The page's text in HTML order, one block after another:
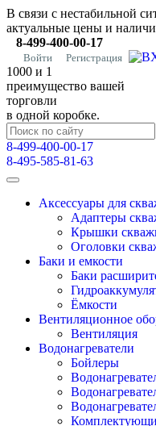
В связи с нестабильной
актуальные цены и
8-499-400-00-17
Войти Регистрация
1000 и 1
преимущество вашей
торговли
в одной коробке.
8-499-400-00-17
8-495-585-81-63
Аксессуары для
Адаптеры
Крышки
Оголовки
Баки и емкости
Баки
Ёмкости
Вентиляционное
Вентиляция
Водонагреватели
Бойлеры